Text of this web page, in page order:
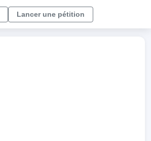
Lancer une pétition